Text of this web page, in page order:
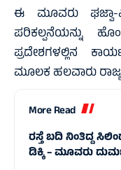
ಈ ಮೂವರು ಘಜ್ವಾ-
ಪರಿಕಲ್ಪನೆಯನ್ನು
ಪ್ರದೇಶಗಳಲ್ಲಿನ
ಮೂಲಕ ಹಲವಾರು
More Read
ರಸ್ತೆ ಬದಿ ನಿಂತಿದ್ದ
ಡಿಕ್ಕಿ – ಮೂವರು